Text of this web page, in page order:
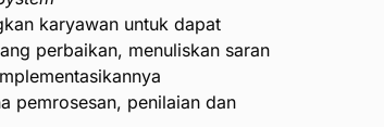
karyawan untuk dapat
perbaikan, menuliskan saran
pemrosesan, penilaian dan